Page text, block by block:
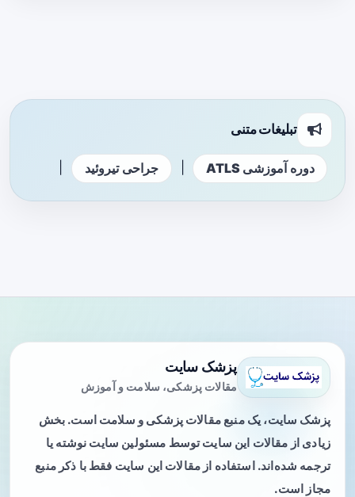
تبلیغات متنی
دوره آموزشی ATLS جراحی تیروئید
پزشک سایت
مقالات پزشکی، سلامت و آموزش
پزشک سایت، یک منبع مقالات پزشکی و سلامت است. بخش
زیادی از مقالات این سایت توسط مسئولین سایت نوشته یا
ترجمه شده‌اند. استفاده از مقالات این سایت فقط با ذکر منبع
مجاز است.